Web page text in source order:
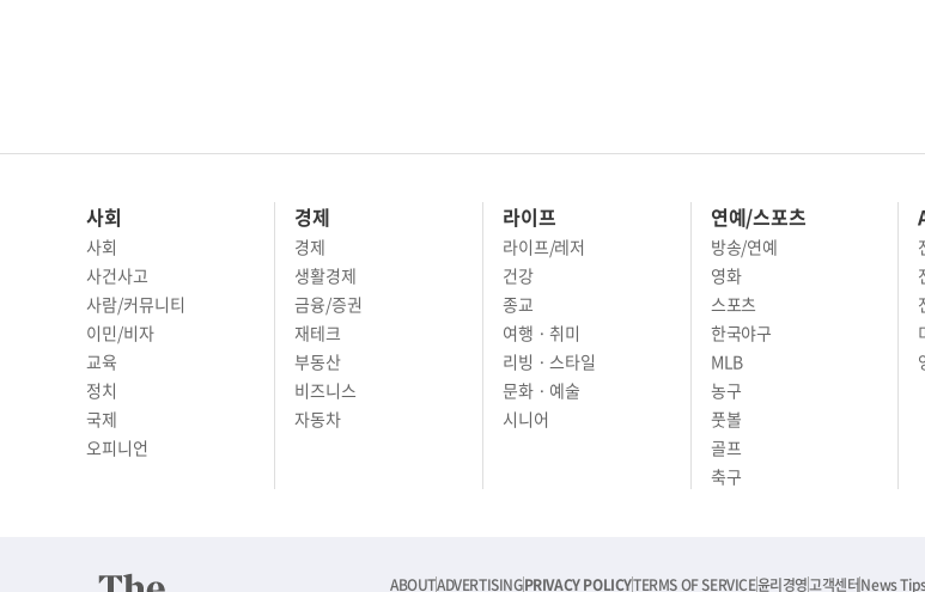
사회
사회
사건사고
사람/커뮤니티
이민/비자
교육
정치
국제
오피니언
경제
경제
생활경제
금융/증권
재테크
부동산
비즈니스
자동차
라이프
라이프/레저
건강
종교
여행 · 취미
리빙 · 스타일
문화 · 예술
시니어
연예/스포츠
방송/연예
영화
스포츠
한국야구
MLB
농구
풋볼
골프
축구
ABOUTADVERTISINGPRIVACY POLICYTERMS OF SERVICE윤리경영고객센터News